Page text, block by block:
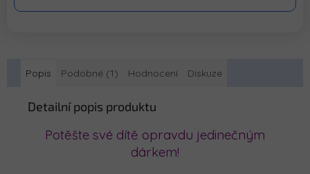
Popis Podobné (1) Hodnocení Diskuze
Detailní popis produktu
Potěšte své dítě opravdu jedinečným
dárkem!